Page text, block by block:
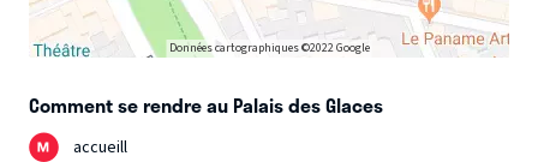
Données cartographiques ©2022 Google
Comment se rendre au Palais des Glaces
accueill